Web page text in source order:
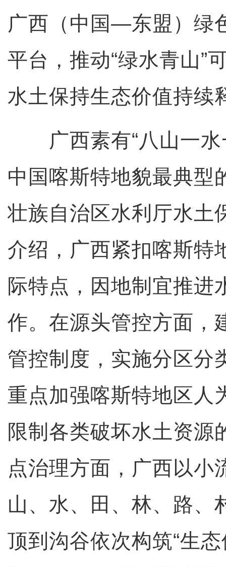
广西（中国—东盟）绿
平台，推动“绿水青山”
水土保持生态价值持续
广西素有“八山一水
中国喀斯特地貌最典型
壮族自治区水利厅水土
介绍，广西紧扣喀斯特
际特点，因地制宜推进
作。在源头管控方面，
管控制度，实施分区分
重点加强喀斯特地区人
限制各类破坏水土资源
点治理方面，广西以小
山、水、田、林、路、
顶到沟谷依次构筑“生